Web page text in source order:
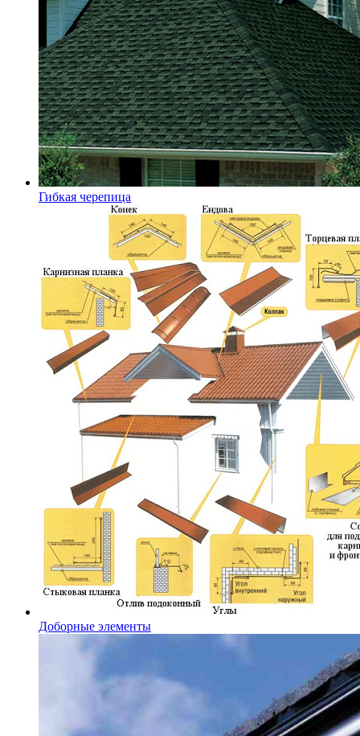
Гибкая черепица
Доборные элементы